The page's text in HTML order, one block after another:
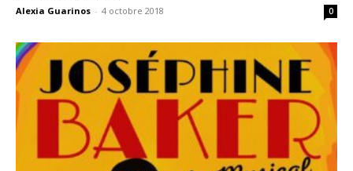
Alexia Guarinos - 4 octobre 2018 0